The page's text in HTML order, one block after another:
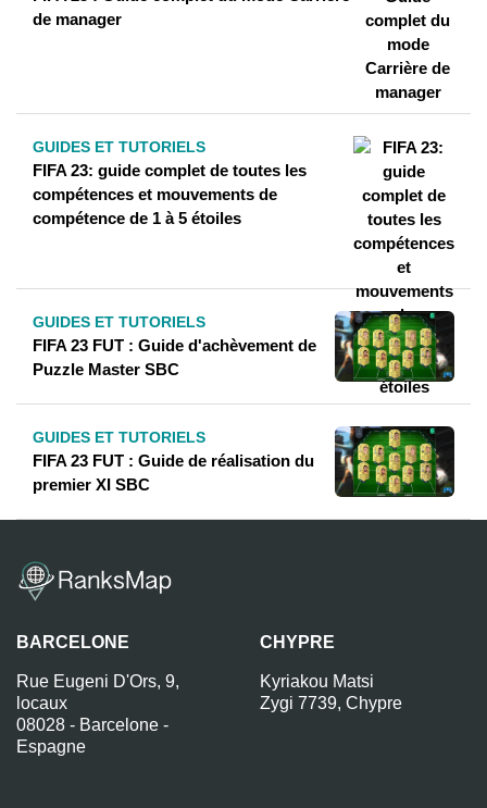
de manager
GUIDES ET TUTORIELS
FIFA 23: guide complet de toutes les
compétences et mouvements de
compétence de 1 à 5 étoiles
GUIDES ET TUTORIELS
FIFA 23 FUT : Guide d'achèvement de
Puzzle Master SBC
GUIDES ET TUTORIELS
FIFA 23 FUT : Guide de réalisation du
premier XI SBC
BARCELONE
Rue Eugeni D'Ors, 9,
locaux
08028 - Barcelone -
Espagne
CHYPRE
Kyriakou Matsi
Zygi 7739, Chypre